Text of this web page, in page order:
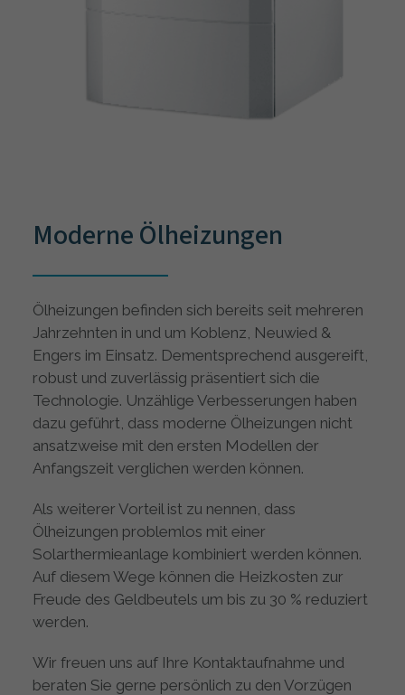
Moderne Ölheizungen
Ölheizungen befinden sich bereits seit mehreren
Jahrzehnten in und um Koblenz, Neuwied &
Engers im Einsatz. Dementsprechend ausgereift,
robust und zuverlässig präsentiert sich die
Technologie. Unzählige Verbesserungen haben
dazu geführt, dass moderne Ölheizungen nicht
ansatzweise mit den ersten Modellen der
Anfangszeit verglichen werden können.
Als weiterer Vorteil ist zu nennen, dass
Ölheizungen problemlos mit einer
Solarthermieanlage kombiniert werden können.
Auf diesem Wege können die Heizkosten zur
Freude des Geldbeutels um bis zu 30 % reduziert
werden.
Wir freuen uns auf Ihre Kontaktaufnahme und
beraten Sie gerne persönlich zu den Vorzügen